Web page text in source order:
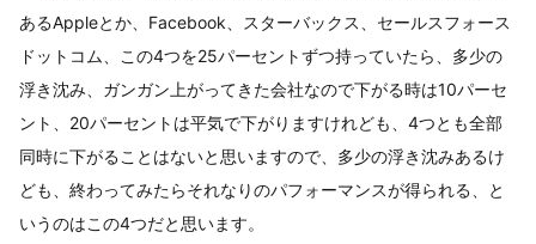
あるAppleとか、Facebook、スターバックス、セールスフォース
ドットコム、この4つを25パーセントずつ持っていたら、多少の
浮き沈み、ガンガン上がってきた会社なので下がる時は10パーセ
ント、20パーセントは平気で下がりますけれども、4つとも全部
同時に下がることはないと思いますので、多少の浮き沈みあるけ
ども、終わってみたらそれなりのパフォーマンスが得られる、と
いうのはこの4つだと思います。